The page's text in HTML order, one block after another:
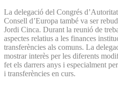
La delegació del Congrés
Consell d’Europa també va ser
Jordi Cinca. Durant la reunió de
aspectes relatius a les finances
transferències als comuns. La
mostrar interès per les diferents
fet els darrers anys i especialment
i transferències en curs.